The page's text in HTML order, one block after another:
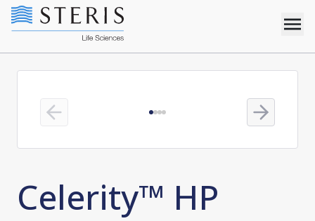
Previous slide Next slide
Celerity™ HP